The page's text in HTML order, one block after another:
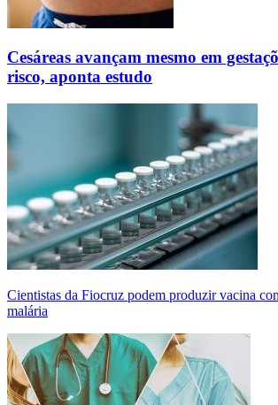
Cesáreas avançam mesmo em
risco, aponta estudo
Cientistas da Fiocruz podem produzir vacina
malária